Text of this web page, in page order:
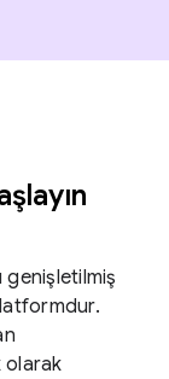
genişletilmiş
olarak